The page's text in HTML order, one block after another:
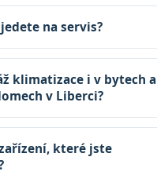
na servis?
klimatizace i v bytech a
v Liberci?
které jste